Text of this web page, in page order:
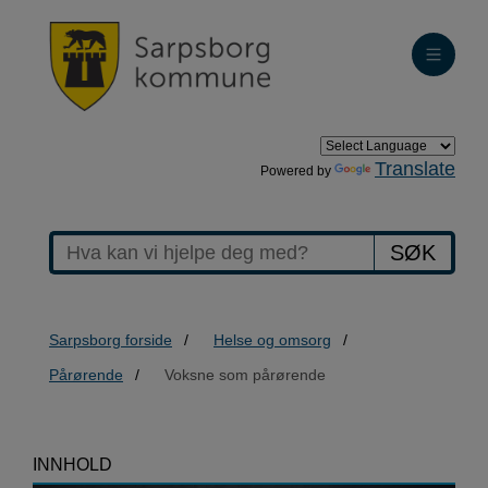
Powered by Translate
SØK
Sarpsborg forside
Helse og omsorg
Pårørende
Voksne som pårørende
>Voksne
INNHOLD